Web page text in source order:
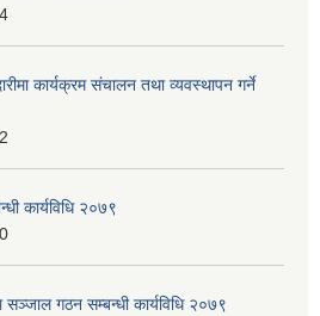
कार्यक्रम संचालन तथा व्यवस्थापन गर्ने
कार्यविधि २०७९
सञ्जाल गठन सम्बन्धी कार्यविधि २०७९